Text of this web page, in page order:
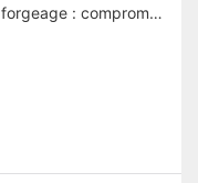
forgeage : compromis